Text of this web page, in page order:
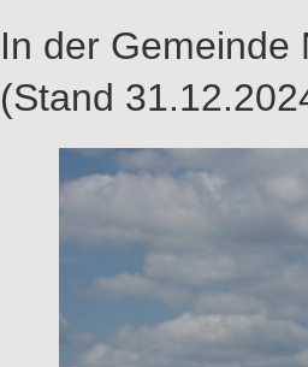
In der Gemeinde
(Stand